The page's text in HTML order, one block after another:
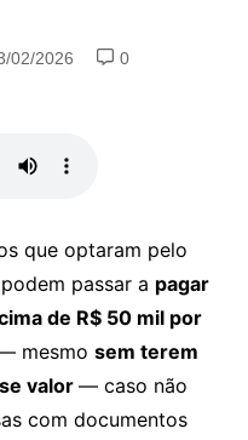
02/2026
0
que optaram pelo
passar a pagar
de R$ 50 mil por
mesmo sem terem
valor — caso não
com documentos